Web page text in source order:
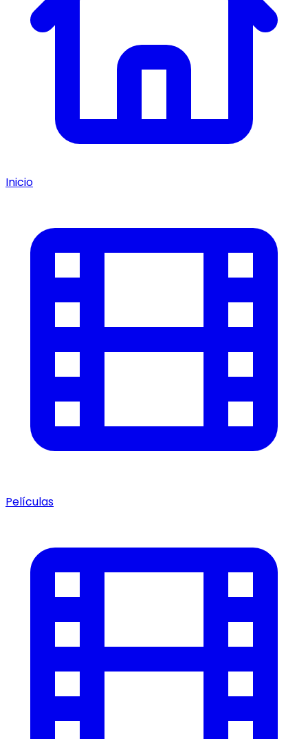
Inicio
Películas